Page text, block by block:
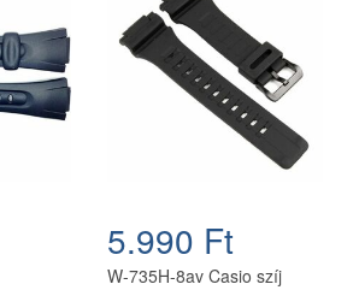
5.990 Ft
W-735H-8av Casio szíj